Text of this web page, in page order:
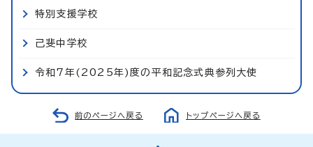
特別支援学校
己斐中学校
令和7年(2025年)度の平和記念式典参列大使
前のページへ戻る トップページへ戻る